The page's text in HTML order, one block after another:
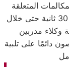
المتعلقة
بالخدمات، الشكاوى، والمبيعات في غضون 30 ثانية حتى خلال
وكلاء مدربين
دائمًا على تلبية